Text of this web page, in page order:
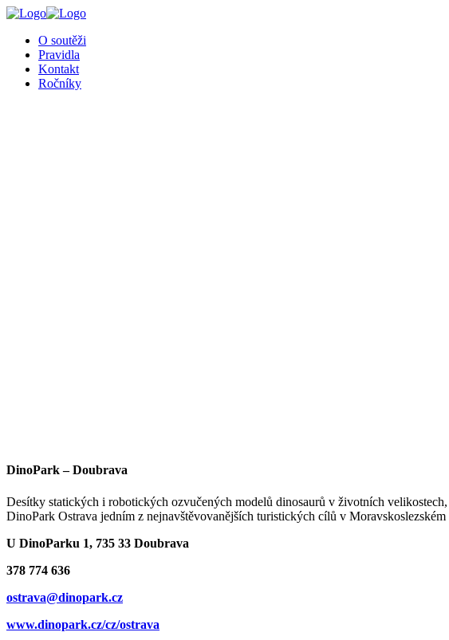
O soutěži
Pravidla
Kontakt
Ročníky
DinoPark – Doubrava
Desítky statických i robotických ozvučených modelů dinosaurů v životních
DinoPark Ostrava jedním z nejnavštěvovanějších turistických cílů v
U DinoParku 1, 735 33 Doubrava
378 774 636
ostrava@dinopark.cz
www.dinopark.cz/cz/ostrava